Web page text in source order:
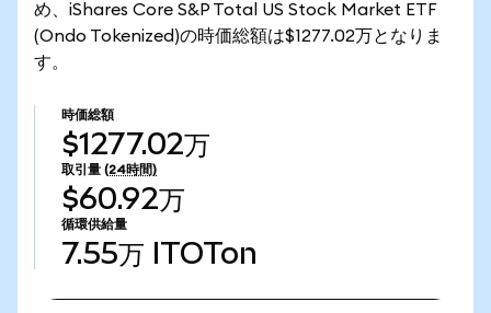
め、iShares Core S&P Total US Stock Market ETF
(Ondo Tokenized)の時価総額は$1277.02万となりま
す。
時価総額
$1277.02万
取引量 (24時間)
$60.92万
循環供給量
7.55万 ITOTon